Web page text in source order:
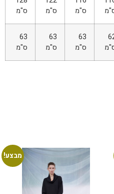
ס"מ
ס"מ
ס"מ
63
ס"מ
63
ס"מ
63
ס"מ
מבצע!